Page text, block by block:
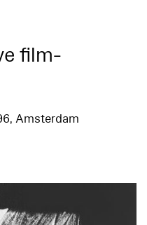
film-
Amsterdam